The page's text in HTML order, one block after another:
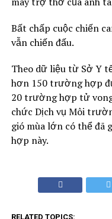
Bất chấp cuộc chiến
vẫn chiến đấu.
Theo dữ liệu từ Sở Y
hơn 150 trường hợp
20 trường hợp tử
chức Dịch vụ Môi
gió mùa lớn có thể đã
hợp này.
RELATED TOPICS: